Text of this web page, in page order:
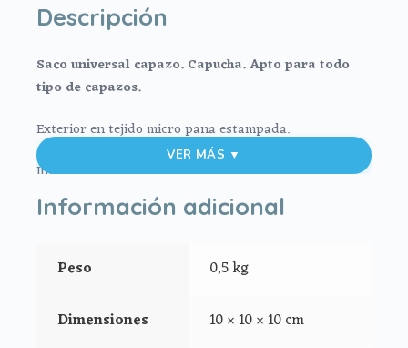
Descripción
Saco universal capazo. Capucha. Apto para todo
tipo de capazos.
Exterior en tejido micro pana estampada.
Interior en tejido villela estampada.
Saco cruzado con cierre de cremallera en la parte de
Botones para cierre lateral
Medidas:
VER MÁS ▼
Información adicional
Peso 0,5 kg
Dimensiones 10 × 10 × 10 cm